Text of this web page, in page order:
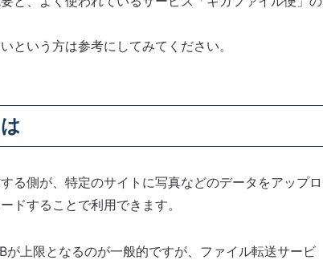
という方は参考にしてみてください。
る側が、特定のサイトに写真などのデータをアップロ
ドすることで利用できます。
上限となるのが一般的ですが、ファイル転送サービ